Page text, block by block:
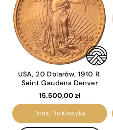
USA, 20 Dolarów, 1910 R.
Saint Gaudens Denver
15.500,00 zł
Dodaj Do Koszyka